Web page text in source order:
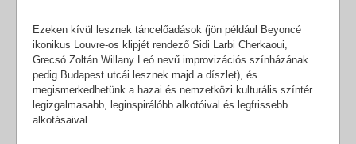
Ezeken kívül lesznek táncelőadások (jön például Beyoncé
ikonikus Louvre-os klipjét rendező Sidi Larbi Cherkaoui,
Grecsó Zoltán Willany Leó nevű improvizációs színházának
pedig Budapest utcái lesznek majd a díszlet), és
megismerkedhetünk a hazai és nemzetközi kulturális színtér
legizgalmasabb, leginspirálóbb alkotóival és legfrissebb
alkotásaival.